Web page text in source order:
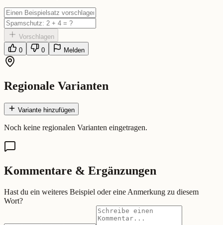
Vorschlagen
0
0 Melden
Regionale Varianten
Variante hinzufügen
Noch keine regionalen Varianten eingetragen.
Kommentare & Ergänzungen
Hast du ein weiteres Beispiel oder eine Anmerkung zu diesem
Wort?